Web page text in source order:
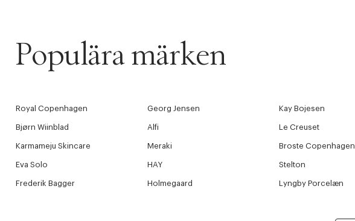
Populära märken
Royal Copenhagen Georg Jensen Kay Bojesen
Bjørn Wiinblad Alfi Le Creuset
Karmameju Skincare Meraki Broste Copenhagen
Eva Solo HAY Stelton
Frederik Bagger Holmegaard Lyngby Porcelæn